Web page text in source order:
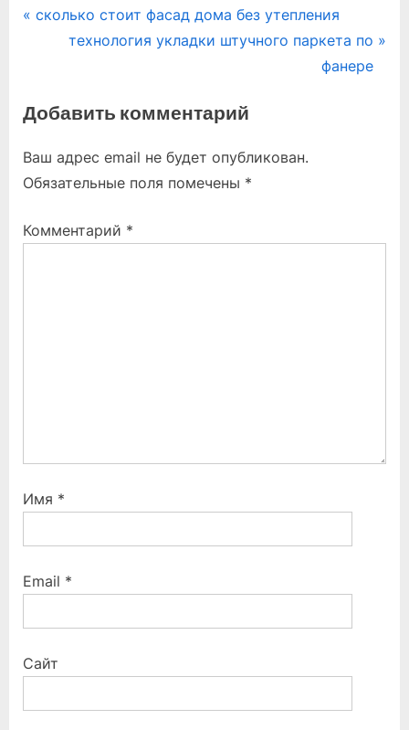
Навигация
P
i
u
s
o
сколько стоит фасад дома без утепления
N
t
o
s
:
технология укладки штучного паркета по
фанере
Добавить комментарий
Ваш адрес email не будет опубликован.
Обязательные поля помечены *
Комментарий *
Имя *
Email *
Сайт